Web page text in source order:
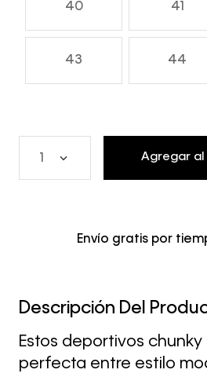
40 41
43 44
Agregar
Envío gratis por
Descripción Del
Estos deportivos
perfecta entre estilo